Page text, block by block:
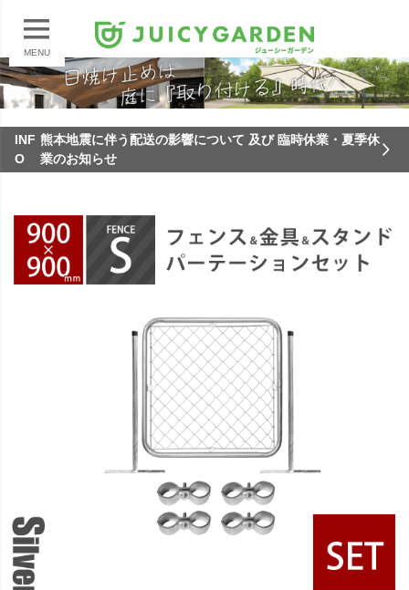
MENU
INF
O
熊本地震に伴う配送の影響について 及び 臨時休業・夏季休
業のお知らせ